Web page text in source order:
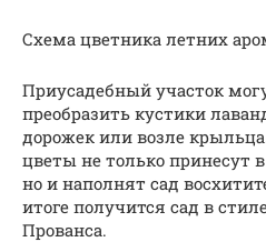
Схема цветника летних
Приусадебный участок
преобразить кустики
дорожек или возле
цветы не только принесут
но и наполнят сад
итоге получится сад в
Прованса.